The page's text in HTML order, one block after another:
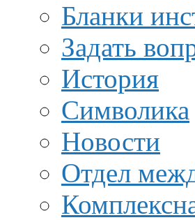
Бланки
Задать
История
Символика
Новости
Отдел